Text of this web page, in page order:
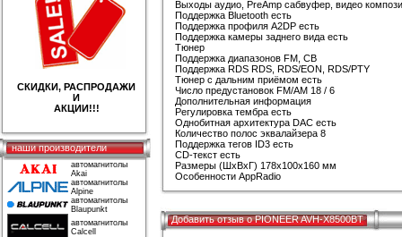
СКИДКИ, РАСПРОДАЖИ
И
АКЦИИ!!!
наши производители
автомагнитолы
Akai
автомагнитолы
Alpine
автомагнитолы
Blaupunkt
автомагнитолы
Calcell
Выходы аудио, PreAmp сабвуфер, видео
Поддержка Bluetooth есть
Поддержка профиля A2DP есть
Поддержка камеры заднего вида есть
Тюнер
Поддержка диапазонов FM, СВ
Поддержка RDS RDS, RDS/EON, RDS/PTY
Тюнер с дальним приёмом есть
Число предустановок FM/AM 18 / 6
Дополнительная информация
Регулировка тембра есть
Однобитная архитектура DAC есть
Количество полос эквалайзера 8
Поддержка тегов ID3 есть
CD-текст есть
Размеры (ШхВхГ) 178x100x160 мм
Особенности AppRadio
Добавить отзыв о PIONEER AVH-X8500BT